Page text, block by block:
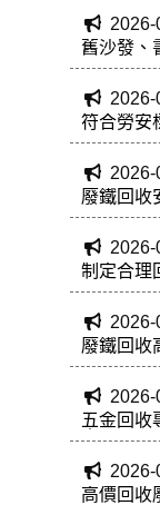
2026-
舊沙發、
2026-
符合勞安
2026-
廢鐵回收
2026-
制定合理
2026-
廢鐵回收
2026-
五金回收
本
2026-
高價回收